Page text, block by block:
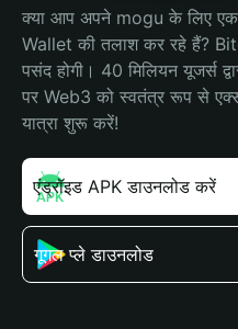
क्या आप अपने mogu के लिए एक
Wallet की तलाश कर रहे हैं?
पसंद होगी। 40 मिलियन यूजर्स
पर Web3 को स्वतंत्र रूप से
यात्रा शुरू करें!
एंड्रॉइड APK डाउनलोड करें
गूगल प्ले डाउनलोड